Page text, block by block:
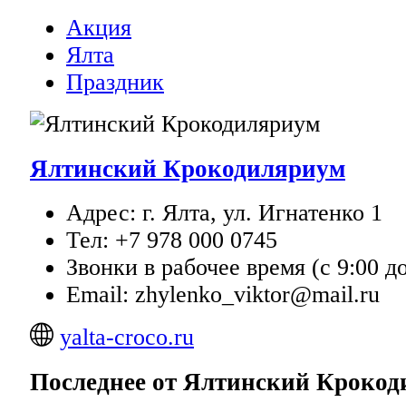
Акция
Ялта
Праздник
Ялтинский Крокодиляриум
Адрес: г. Ялта, ул. Игнатенко 1
Тел: +7 978 000 0745
Звонки в рабочее время (с 9:00
Email: zhylenko_viktor@mail.ru
yalta-croco.ru
Последнее от Ялтинский